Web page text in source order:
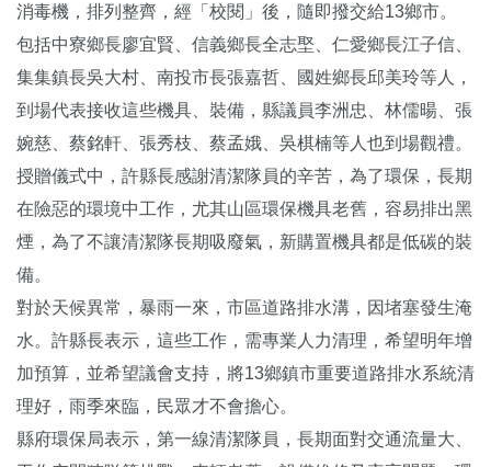
消毒機，排列整齊，經「校閱」後，隨即撥交給13鄉市。
包括中寮鄉長廖宜賢、信義鄉長全志埾、仁愛鄉長江子信、
集集鎮長吳大村、南投市長張嘉哲、國姓鄉長邱美玲等人，
到場代表接收這些機具、裝備，縣議員李洲忠、林儒暘、張
婉慈、蔡銘軒、張秀枝、蔡孟娥、吳棋楠等人也到場觀禮。
授贈儀式中，許縣長感謝清潔隊員的辛苦，為了環保，長期
在險惡的環境中工作，尤其山區環保機具老舊，容易排出黑
煙，為了不讓清潔隊長期吸廢氣，新購置機具都是低碳的裝
備。
對於天候異常，暴雨一來，市區道路排水溝，因堵塞發生淹
水。許縣長表示，這些工作，需專業人力清理，希望明年增
加預算，並希望議會支持，將13鄉鎮市重要道路排水系統清
理好，雨季來臨，民眾才不會擔心。
縣府環保局表示，第一線清潔隊員，長期面對交通流量大、